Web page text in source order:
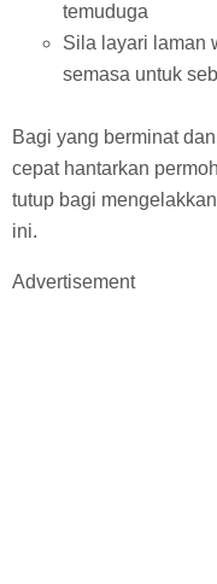
temuduga
Sila layari laman
semasa untuk
Bagi yang berminat
cepat hantarkan
tutup bagi
ini.
Advertisement